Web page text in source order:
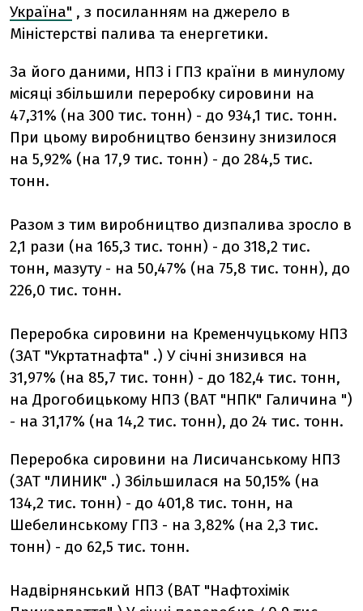
Україна" , з посиланням на джерело в
Міністерстві палива та енергетики.
За його даними, НПЗ і ГПЗ країни в минулому
місяці збільшили переробку сировини на
47,31% (на 300 тис. тонн) - до 934,1 тис. тонн.
При цьому виробництво бензину знизилося
на 5,92% (на 17,9 тис. тонн) - до 284,5 тис.
тонн.
Разом з тим виробництво дизпалива зросло в
2,1 рази (на 165,3 тис. тонн) - до 318,2 тис.
тонн, мазуту - на 50,47% (на 75,8 тис. тонн), до
226,0 тис. тонн.
Переробка сировини на Кременчуцькому НПЗ
(ЗАТ "Укртатнафта" .) У січні знизився на
31,97% (на 85,7 тис. тонн) - до 182,4 тис. тонн,
на Дрогобицькому НПЗ (ВАТ "НПК" Галичина ")
- на 31,17% (на 14,2 тис. тонн), до 24 тис. тонн.
Переробка сировини на Лисичанському НПЗ
(ЗАТ "ЛИНИК" .) Збільшилася на 50,15% (на
134,2 тис. тонн) - до 401,8 тис. тонн, на
Шебелинському ГПЗ - на 3,82% (на 2,3 тис.
тонн) - до 62,5 тис. тонн.
Надвірнянський НПЗ (ВАТ "Нафтохімік